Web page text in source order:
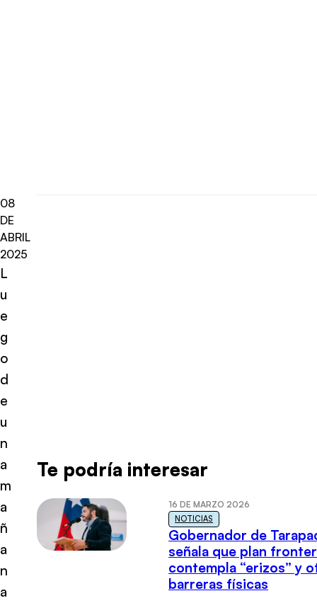
08
DE
ABRIL
2025
L
u
e
g
o
d
e
u
n
a
m
a
ñ
a
n
a
Te podría interesar
16 DE MARZO 2026
NOTICIAS
Gobernador de
señala que plan
contempla “erizos” y
barreras físicas